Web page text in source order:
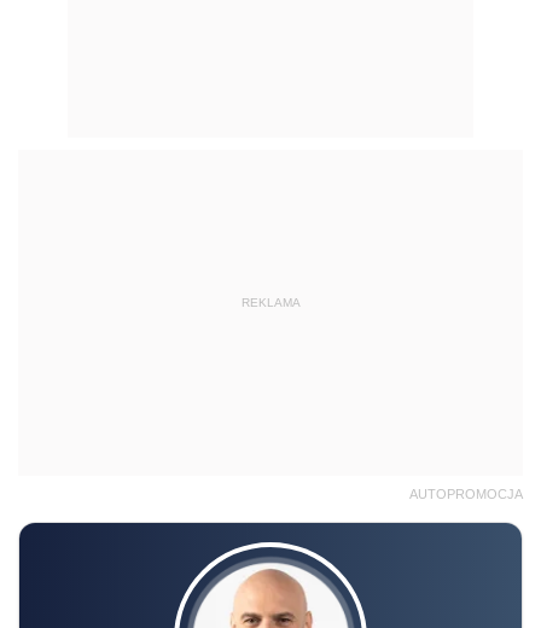
REKLAMA
AUTOPROMOCJA